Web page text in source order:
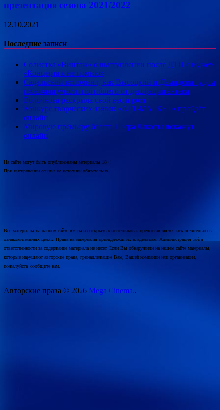
презентация сезона 2021/2022
12.10.2021
Последние записи
Солистка «Винтаж» о выступлении после ДТП с мужем:
«Концерта я не помню»
Садальский вспомнил, как Высоцкий и Демидова чудом
избежали участи погибшего от декорации актера
Волочкова раскрыла свой вес и рост
Конкурс творческих заявок «АРТ-МАРКЕТ» пройдёт
онлайн
Мировую премьеру балета Пьера Лакотта покажут
онлайн
На сайте могут быть опубликованы материалы 18+!
При цитировании ссылка на источник обязательна.
Все материалы на данном сайте взяты из открытых источников и предоставляются исключительно в
ознакомительных целях. Права на материалы принадлежат их владельцам. Администрация сайта
ответственности за содержание материала не несет. Если Вы обнаружили на нашем сайте материалы,
которые нарушают авторские права, принадлежащие Вам, Вашей компании или организации,
пожалуйста, сообщите нам.
Авторские права © 2026 Mega Cinema..